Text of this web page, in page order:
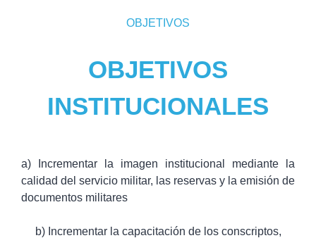
OBJETIVOS
OBJETIVOS
INSTITUCIONALES
a) Incrementar la imagen institucional mediante la
calidad del servicio militar, las reservas y la emisión de
documentos militares
b) Incrementar la capacitación de los conscriptos,